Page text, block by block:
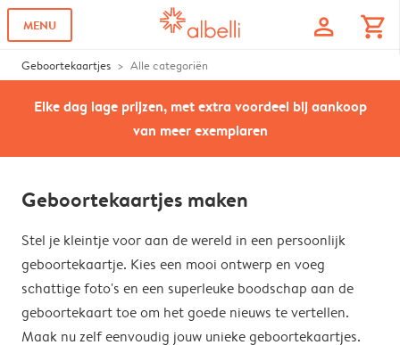
MENU profile shopping_cart
Geboortekaartjes Alle categoriën
Elke dag lage prijzen, met extra voordeel bij aankoop
van meer exemplaren
Geboortekaartjes maken
Stel je kleintje voor aan de wereld in een persoonlijk
geboortekaartje. Kies een mooi ontwerp en voeg
schattige foto's en een superleuke boodschap aan de
geboortekaart toe om het goede nieuws te vertellen.
Maak nu zelf eenvoudig jouw unieke geboortekaartjes.